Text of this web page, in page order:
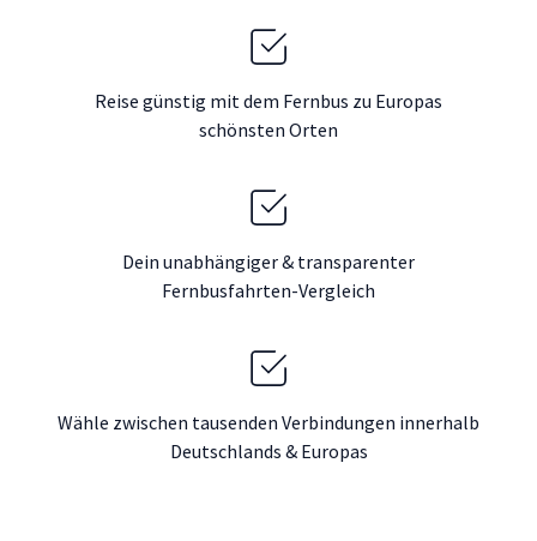
Reise günstig mit dem Fernbus zu Europas
schönsten Orten
Dein unabhängiger & transparenter
Fernbusfahrten-Vergleich
Wähle zwischen tausenden Verbindungen innerhalb
Deutschlands & Europas